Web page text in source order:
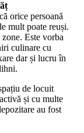
orice persoană
mult poate reuși.
Este vorba
culinare cu
dar și lucru în
de locuit
și cu multe
au fost